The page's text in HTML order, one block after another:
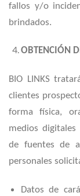
fallos y/o
brindados.
OBTENCIÓN
BIO LINKS
clientes
forma física,
medios
de fuentes de
personales
Datos de